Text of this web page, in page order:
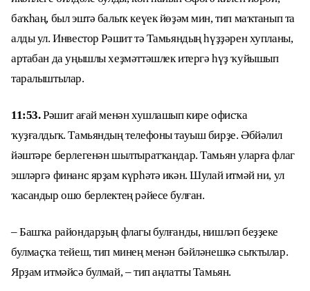
баҡһаң, был эштә балыҡ кеүек йөҙәм мин, тип маҡтанып та
алды ул. Инвестор Рәшит тә Тамьяндың һүҙҙәрен хупланы,
артабан да уңышлы хеҙмәттәшлек итергә һүҙ ҡуйышып
таралыштылар.
11:53.Рәшит ағай менән хушлашып кире офисҡа
ҡуҙғалдыҡ. Тамьяндың телефоны тауыш бирҙе. Әбйәлил
йәштәре берлегенән шылтыратҡандар. Тамьян уларға флаг
эшләргә финанс ярҙам күрһәтә икән. Шулай итмәй ни, ул
ҡасандыр ошо берлектең рәйесе булған.
– Башҡа райондарҙың флагы булғанды, нишләп беҙҙеке
булмаҫҡа тейеш, тип минең менән бәйләнешкә сыҡтылар.
Ярҙам итмәйсә булмай, – тип аңлатты Тамьян.